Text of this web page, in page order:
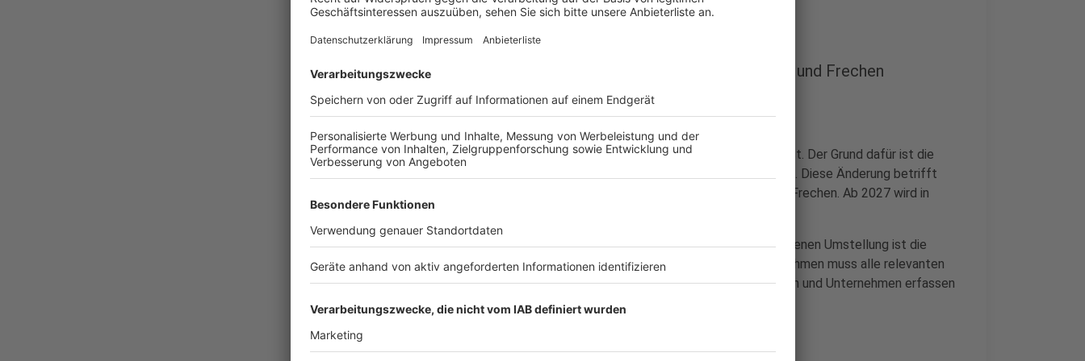
Umstellung auf H-Gas in Wesseling, Erftstadt, Hürth und Frechen
Anzeige
Erdgaskunden in Wesseling erhalten in diesen Tagen wichtige Post. Der Grund dafür ist die
bevorstehende Umstellung von sogenanntem „L-Gas“ auf „H-Gas“. Diese Änderung betrifft
nicht nur Wesseling, sondern auch Hürth, Erftstadt und Teile von Frechen. Ab 2027 wird in
diesen Städten schrittweise auf H-Gas umgestellt.
Verantwortlich für die Umsetzung dieser gesetzlich vorgeschriebenen Umstellung ist die
ErdgasUmstellung, eine Marke der RheinNetz GmbH. Das Unternehmen muss alle relevanten
Geräte wie Heizungsanlagen, Gasthermen und Herde in Haushalten und Unternehmen erfassen
und technisch für die Nutzung von H-Gas anpassen.